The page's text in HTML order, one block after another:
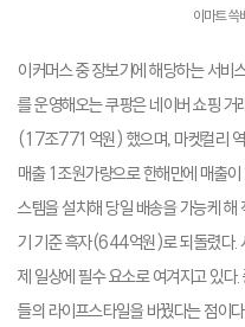
이마트
이커머스 중 장보기에 해당하는 서비
를 운영해오는 쿠팡은 네이버 쇼핑
(17조771억원) 했으며, 마켓컬리
매출 1조원가량으로 한해만에 매출
스템을 설치해 당일 배송을 가능케
기 기준 흑자(644억원)로 되돌렸다.
제 일상에 필수 요소로 여겨지고 있다
들의 라이프스타일을 바꿨다는 점이